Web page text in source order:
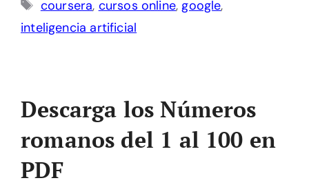
coursera, cursos online,google,
inteligencia artificial
Descarga los Números
romanos del 1 al 100 en
PDF